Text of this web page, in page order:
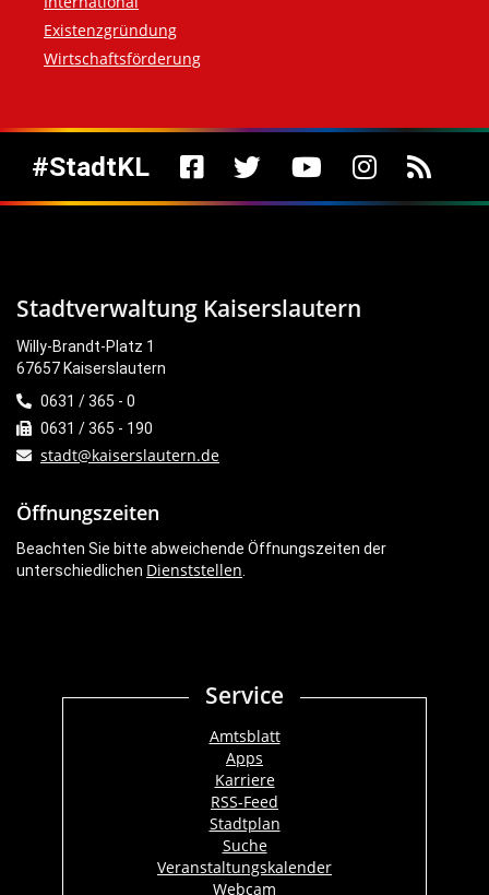
Existenzgründung
Wirtschaftsförderung
Social Media
#StadtKL
Stadtverwaltung Kaiserslautern
Willy-Brandt-Platz 1
67657 Kaiserslautern
0631 / 365 - 0
0631 / 365 - 190
stadt@kaiserslautern.de
Öffnungszeiten
Beachten Sie bitte abweichende Öffnungszeiten der
unterschiedlichen Dienststellen
Service
Amtsblatt
Apps
Karriere
RSS-Feed
Stadtplan
Suche
Veranstaltungskalender
Webcam